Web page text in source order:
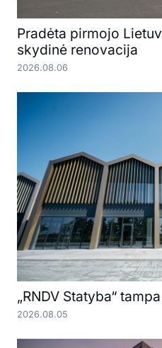
Pradėta pirmojo
skydinė renovacija
2026.08.06
„RNDV Statyba“
2026.08.05